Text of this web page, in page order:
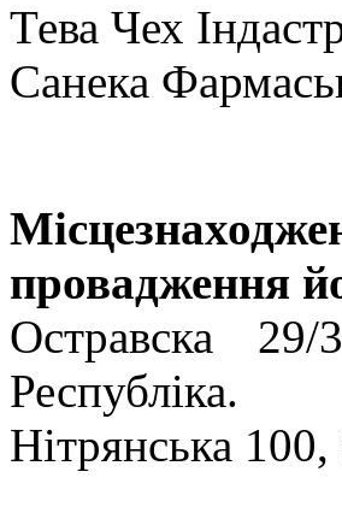
Тева Чех
Санека
провадження
Остравска
Республіка.
Нітрянська